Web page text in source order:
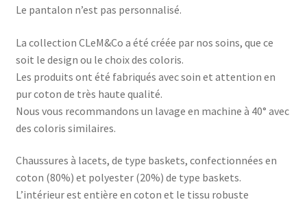
Le pantalon n’est pas personnalisé.
La collection CLeM&Co a été créée par nos soins, que ce
soit le design ou le choix des coloris.
Les produits ont été fabriqués avec soin et attention en
pur coton de très haute qualité.
Nous vous recommandons un lavage en machine à 40° avec
des coloris similaires.
Chaussures à lacets, de type baskets, confectionnées en
coton (80%) et polyester (20%) de type baskets.
L’intérieur est entière en coton et le tissu robuste